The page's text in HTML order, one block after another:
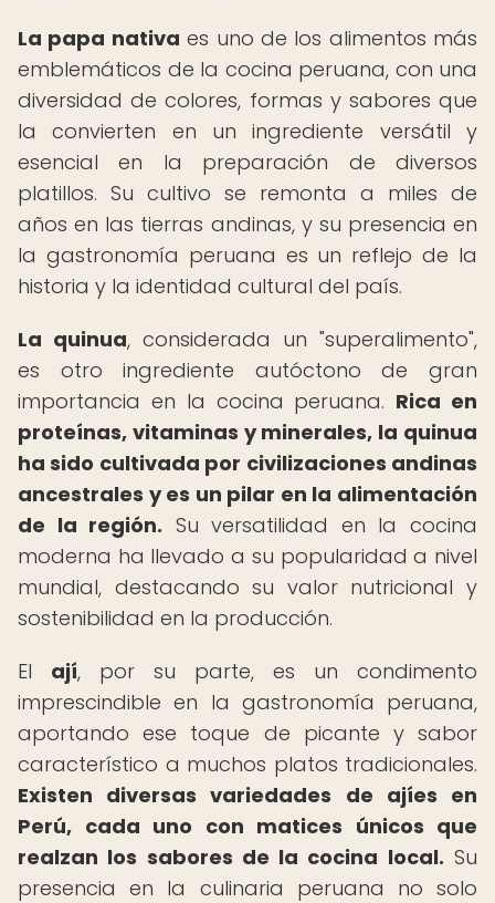
La papa nativa es uno de los alimentos más
emblemáticos de la cocina peruana, con una
diversidad de colores, formas y sabores que
la convierten en un ingrediente versátil y
esencial en la preparación de diversos
platillos. Su cultivo se remonta a miles de
años en las tierras andinas, y su presencia en
la gastronomía peruana es un reflejo de la
historia y la identidad cultural del país.
La quinua, considerada un "superalimento",
es otro ingrediente autóctono de gran
importancia en la cocina peruana. Rica en
proteínas, vitaminas y minerales, la quinua
ha sido cultivada por civilizaciones andinas
ancestrales y es un pilar en la alimentación
de la región. Su versatilidad en la cocina
moderna ha llevado a su popularidad a nivel
mundial, destacando su valor nutricional y
sostenibilidad en la producción.
El ají, por su parte, es un condimento
imprescindible en la gastronomía peruana,
aportando ese toque de picante y sabor
característico a muchos platos tradicionales.
Existen diversas variedades de ajíes en
Perú, cada uno con matices únicos que
realzan los sabores de la cocina local. Su
presencia en la culinaria peruana no solo